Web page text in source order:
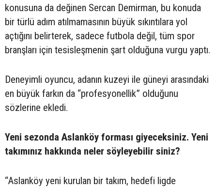
konusuna da değinen Sercan Demirman, bu konuda
bir türlü adım atılmamasının büyük sıkıntılara yol
açtığını belirterek, sadece futbola değil, tüm spor
branşları için tesisleşmenin şart olduğuna vurgu yaptı.
Deneyimli oyuncu, adanın kuzeyi ile güneyi arasındaki
en büyük farkın da “profesyonellik” olduğunu
sözlerine ekledi.
Yeni sezonda Aslanköy forması giyeceksiniz. Yeni
takımınız hakkında neler söyleyebilir siniz?
“Aslanköy yeni kurulan bir takım, hedefi ligde